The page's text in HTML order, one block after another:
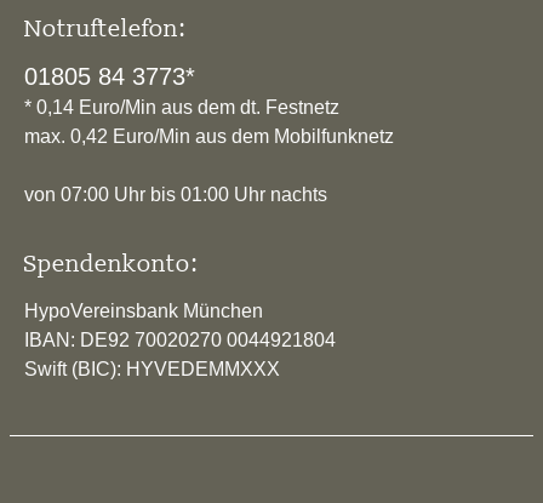
Notruftelefon:
01805 84 3773*
* 0,14 Euro/Min aus dem dt. Festnetz
max. 0,42 Euro/Min aus dem Mobilfunknetz
von 07:00 Uhr bis 01:00 Uhr nachts
Spendenkonto:
HypoVereinsbank München
IBAN: DE92 70020270 0044921804
Swift (BIC): HYVEDEMMXXX